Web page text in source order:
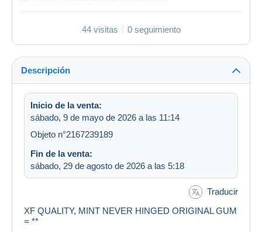
44 visitas 0 seguimiento
Descripción
Inicio de la venta:
sábado, 9 de mayo de 2026 a las 11:14
Objeto n°2167239189
Fin de la venta:
sábado, 29 de agosto de 2026 a las 5:18
Traducir
XF QUALITY, MINT NEVER HINGED ORIGINAL GUM
= **